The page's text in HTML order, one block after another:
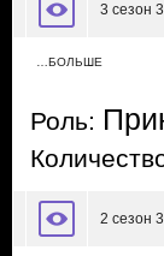
3 сезон
…БОЛЬШЕ
Роль:
2 сезон